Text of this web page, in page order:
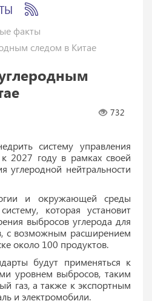
факты
следом в Китае
732
систему управления
2027 году в рамках своей
углеродной нейтральности
и окружающей среды
которая установит
выбросов углерода для
с возможным расширением
около 100 продуктов.
будут применяться к
уровнем выбросов, таким
газ, а также к экспортным
и электромобили.